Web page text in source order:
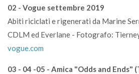
02 - Vogue settembre 2019
Abiti riciclati e rigenerati da Marine
CDLM ed Everlane - Fotografo:
vogue.com
03 - 04 -05 - Amica "Odds and Ends"